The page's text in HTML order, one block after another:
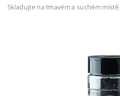
Skladujte na tmavém a suchém místě.